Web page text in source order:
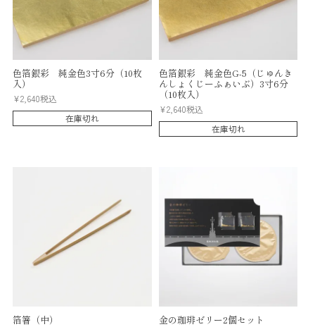
色箔銀彩 純金色3寸6分（10枚
入）
¥2,640税込
在庫切れ
色箔銀彩 純金色G-5（じゅんき
んしょくじーふぁいぶ）3寸6分
（10枚入）
¥2,640税込
在庫切れ
箔箸（中） 金の珈琲ゼリー2個セット